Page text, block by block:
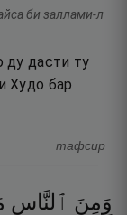
би заллами-л
ду дасти ту
Худо бар
тафсир
وَمِنَ ٱلنَّاسِ